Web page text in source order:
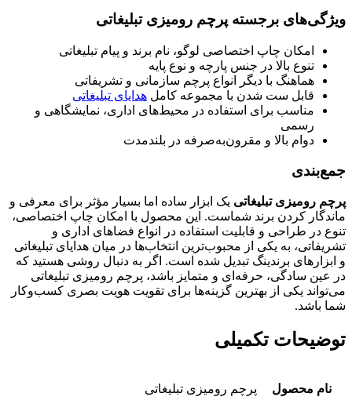
ویژگی‌های برجسته پرچم رومیزی تبلیغاتی
امکان چاپ اختصاصی لوگو، نام برند و پیام تبلیغاتی
تنوع بالا در جنس پارچه و نوع پایه
هماهنگ با دیگر انواع پرچم سازمانی و تشریفاتی
قابل ست شدن با مجموعه کامل هدایای تبلیغاتی
مناسب برای استفاده در محیط‌های اداری، نمایشگاهی و
رسمی
دوام بالا و مقرون‌به‌صرفه در بلندمدت
جمع‌بندی
پرچم رومیزی تبلیغاتی یک ابزار ساده اما بسیار مؤثر برای معرفی و
ماندگار کردن برند شماست. این محصول با امکان چاپ اختصاصی،
تنوع در طراحی و قابلیت استفاده در انواع فضاهای اداری و
تشریفاتی، به یکی از محبوب‌ترین انتخاب‌ها در میان هدایای تبلیغاتی
و ابزارهای برندینگ تبدیل شده است. اگر به دنبال روشی هستید که
در عین سادگی، حرفه‌ای و متمایز باشد، پرچم رومیزی تبلیغاتی
می‌تواند یکی از بهترین گزینه‌ها برای تقویت هویت بصری کسب‌وکار
شما باشد.
توضیحات تکمیلی
نام محصول پرچم رومیزی تبلیغاتی